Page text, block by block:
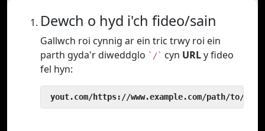
Dewch o hyd i'ch fideo/sain
Gallwch roi cynnig ar ein tric trwy roi ein
parth gyda'r diweddglo `/` cyn URLy fideo
fel hyn:
yout.com/https://www.example.com/path/to/